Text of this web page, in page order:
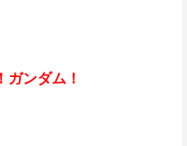
ガンダム！